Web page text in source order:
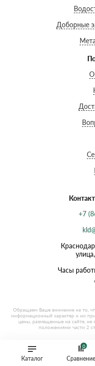
Каталог
0
Сравнение
Доборные
О
+7
Часы